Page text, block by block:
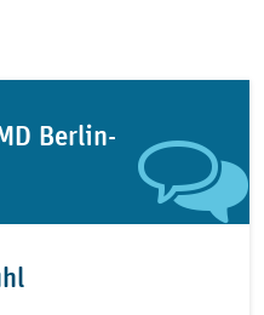
Berlin-